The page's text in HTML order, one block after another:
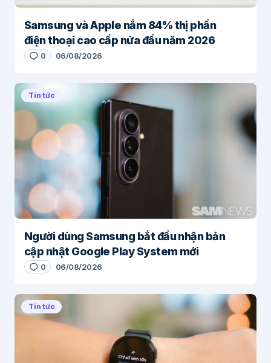
Samsung và Apple nắm 84% thị phần
điện thoại cao cấp nửa đầu năm 2026
0 06/08/2026
Tin tức
Người dùng Samsung bắt đầu nhận bản
cập nhật Google Play System mới
0 06/08/2026
Tin tức